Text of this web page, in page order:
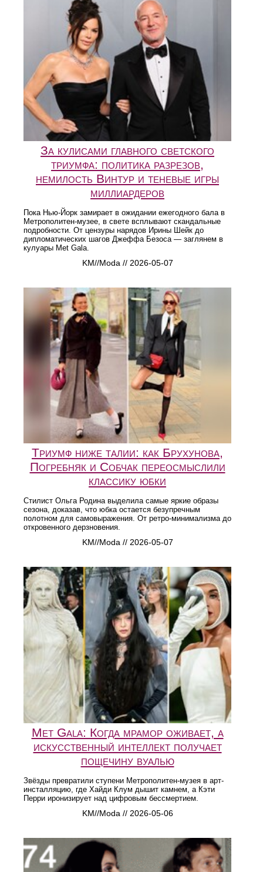
За кулисами главного светского
триумфа: политика разрезов,
немилость Винтур и теневые игры
миллиардеров
Пока Нью-Йорк замирает в ожидании ежегодного бала в
Метрополитен-музее, в свете всплывают скандальные
подробности. От цензуры нарядов Ирины Шейк до
дипломатических шагов Джеффа Безоса — заглянем в
кулуары Met Gala.
KM//Moda // 2026-05-07
Триумф ниже талии: как Брухунова,
Погребняк и Собчак переосмыслили
классику юбки
Стилист Ольга Родина выделила самые яркие образы
сезона, доказав, что юбка остается безупречным
полотном для самовыражения. От ретро-минимализма до
откровенного дерзновения.
KM//Moda // 2026-05-07
Met Gala: Когда мрамор оживает, а
искусственный интеллект получает
пощечину вуалью
Звёзды превратили ступени Метрополитен-музея в арт-
инсталляцию, где Хайди Клум дышит камнем, а Кэти
Перри иронизирует над цифровым бессмертием.
KM//Moda // 2026-05-06